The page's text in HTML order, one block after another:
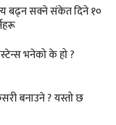
बढ्न सक्ने संकेत दिने १०
भनेको के हो ?
बनाउने ? यस्तो छ